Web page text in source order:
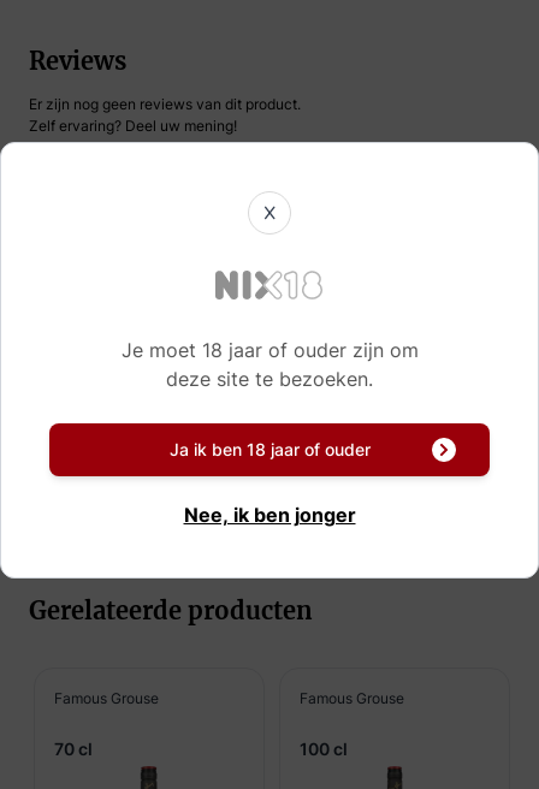
Reviews
Er zijn nog geen reviews van dit product.
Zelf ervaring? Deel uw mening!
Schrijf uw eigen review
Gerelateerde producten
Famous Grouse
70 cl
Famous Grouse
100 cl
X
Je moet 18 jaar of ouder zijn om
deze site te bezoeken.
Ja ik ben 18 jaar of ouder
Nee, ik ben jonger